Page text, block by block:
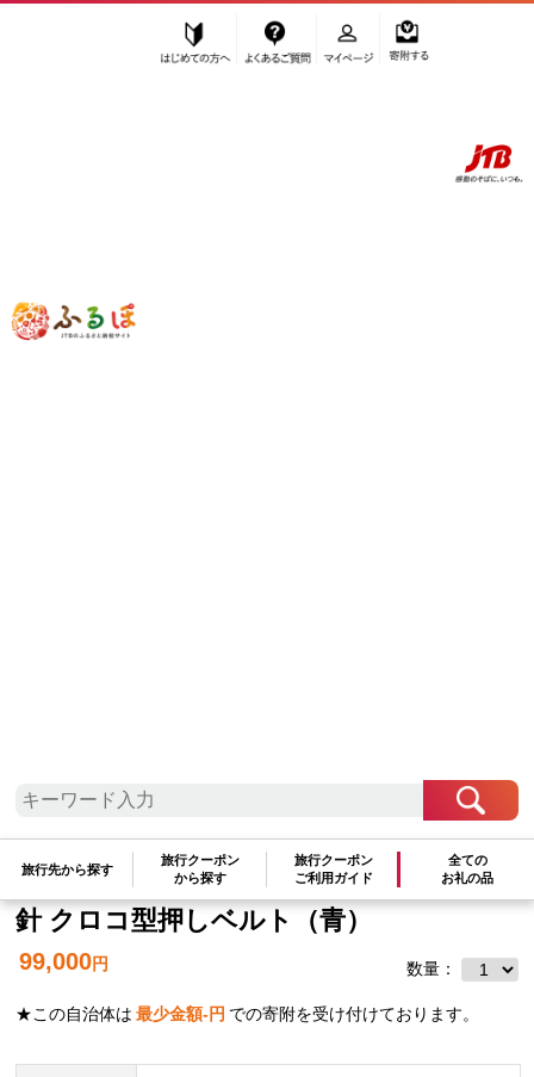
ふるぽ JTBのふるさと納税サイト
旅行先から探す
旅行クーポン
から探す
旅行クーポン
ご利用ガイド
全ての
お礼の品
ルト（青）
JIOS SEIRAN 日本製 自動巻き腕時計 メ
ンズ 男性用 革ベルト ブランド ドレスウ
ォッチ ジオス ブルー文字盤 × シルバー
針 クロコ型押しベルト（青）
99,000円 数量：
★この自治体は 最少金額-円 での寄附を受け付けております。